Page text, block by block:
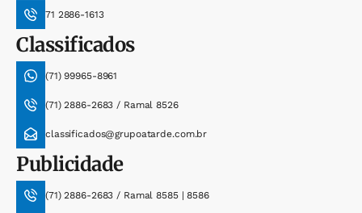
71 2886-1613
Classificados
(71) 99965-8961
(71) 2886-2683 / Ramal 8526
classificados@grupoatarde.com.br
Publicidade
(71) 2886-2683 / Ramal 8585 | 8586